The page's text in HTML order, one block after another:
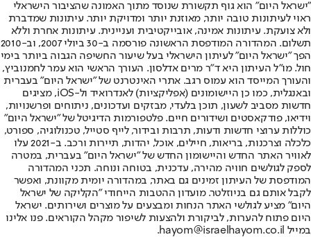
"ישראל היום" הוא גוף תקשורת שנוסד מתוך האמונה שהציבור הישראלי
ראוי לעיתונות טובה יותר, מאוזנת יותר ומדויקת יותר. עיתונות שמדברת
ולא צועקת. עיתונות אמינה, אובייקטיבית ועניינית. עיתונות אחרת וללא
תשלום. המהדורה המודפסת הראשונה פורסמה ב-30 ביולי 2007, וב-2010
הפך "ישראל היום" לעיתון הישראלי בעל שיעור החשיפה הגבוה ביותר בימי
חול. מו"ל העיתון היא ד"ר מרים אדלסון. העורך הראשי הוא עמר לחמנוביץ,
והעורך המייסד הוא עמוס רגב. אתרי האינטרנט של "ישראל היום" בעברית
ובאנגלית, כמו כן היישומונים (אפליקציות) לאנדרואיד ול-iOS, מציגים
חדשות מסביב לשעון, תוכן בלעדי, מבזקים ועדכונים, ניתוחים ופרשנויות,
וידיאו, פודקאסטים ושידורים חיים. פלטפורמות הדיגיטל של "ישראל היום"
כוללות ערוצי חדשות ודעות, תרבות ובידור, לייף סטייל, טכנולוגיה, ספורט,
כלכלה וצרכנות, בריאות, חיילים, אוכל, יהדות, תיירות ורכב. ב-2021 עלו
לאוויר האתר החדש והיישומון החדש של "ישראל היום" בעברית, במטרה
לספק לגולשים חוויה מהירה, עדכנית, בטוחה ונוחה. תכני המהדורה
המודפסת של העיתון זמינים גם באתר, במהדורה יומית מקוונת, ואפשר
לקבל אותם גם בניוזלטר. מועדון ההטבות הייחודי "הקליקה של ישראל
היום" מציע לגולשי האתר הנחות ומבצעים על מוצרים ושירותים. ישראל
היום פתוח להערות, לביקורת ולהצעות לשיפור מקהל הקוראים. פנו אלינו
במייל hayom@israelhayom.co.il.